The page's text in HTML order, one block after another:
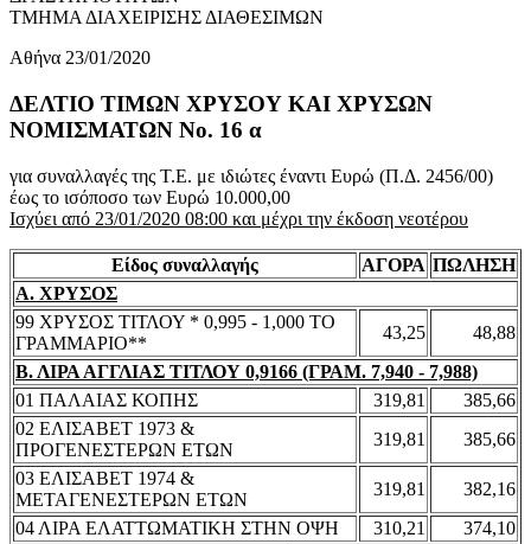
ΤΜΗΜΑ ΔΙΑΧΕΙΡΙΣΗΣ ΔΙΑΘΕΣΙΜΩΝ
Αθήνα 23/01/2020
ΔΕΛΤΙΟ ΤΙΜΩΝ ΧΡΥΣΟΥ ΚΑΙ ΧΡΥΣΩΝ
ΝΟΜΙΣΜΑΤΩΝ No. 16 α
για συναλλαγές της Τ.Ε. με ιδιώτες έναντι Ευρώ (Π.Δ. 2456/00)
έως το ισόποσο των Ευρώ 10.000,00
Ισχύει από 23/01/2020 08:00 και μέχρι την έκδοση νεοτέρου
Είδος συναλλαγής ΑΓΟΡΑ ΠΩΛΗΣΗ
Α. ΧΡΥΣΟΣ
99 ΧΡΥΣΟΣ ΤΙΤΛΟΥ * 0,995 - 1,000 ΤΟ
ΓΡΑΜΜΑΡΙΟ**
43,25
48,88
Β. ΛΙΡΑ ΑΓΓΛΙΑΣ ΤΙΤΛΟΥ 0,9166 (ΓΡΑΜ. 7,940 - 7,988)
01 ΠΑΛΑΙΑΣ ΚΟΠΗΣ
319,81
385,66
02 ΕΛΙΣΑΒΕΤ 1973 &
ΠΡΟΓΕΝΕΣΤΕΡΩΝ ΕΤΩΝ
319,81
385,66
03 ΕΛΙΣΑΒΕΤ 1974 &
ΜΕΤΑΓΕΝΕΣΤΕΡΩΝ ΕΤΩΝ
319,81
382,16
04 ΛΙΡΑ ΕΛΑΤΤΩΜΑΤΙΚΗ ΣΤΗΝ ΟΨΗ
310,21
374,10